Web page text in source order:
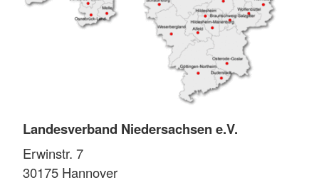
Landesverband Niedersachsen e.V.
Erwinstr. 7
30175 Hannover